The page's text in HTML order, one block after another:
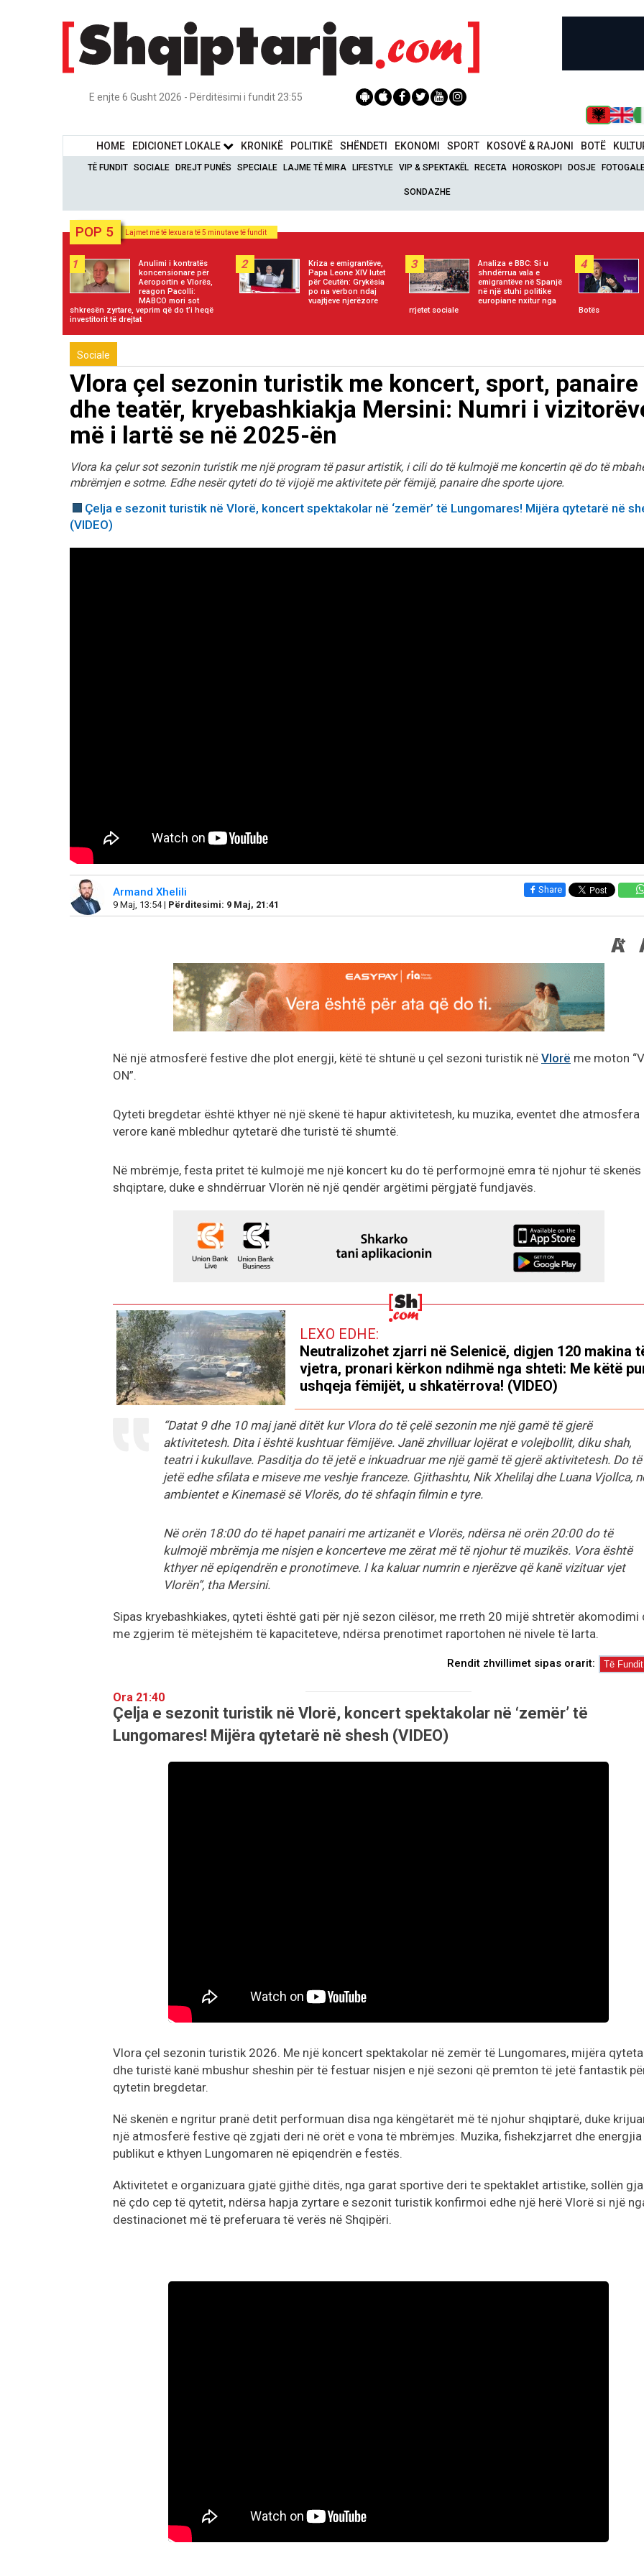
E enjte 6 Gusht 2026 - Përditësimi i fundit 23:55
HOME EDICIONET LOKALE KRONIKË POLITIKË SHËNDETI EKONOMI SPORT KOSOVË & RAJONI BOTË
TË FUNDIT SOCIALE DREJT PUNËS SPECIALE LAJME TË MIRA LIFESTYLE VIP & SPEKTAKËL RECETA HOROSKOPI DOSJE
SONDAZHE
POP 5 Lajmet më të lexuara të 5 minutave të fundit
1
Anulimi i kontratës
koncensionare për
Aeroportin e Vlorës,
reagon Pacolli:
MABCO mori sot
shkresën zyrtare, veprim që do t’i heqë
investitorit të drejtat
2
Kriza e emigrantëve,
Papa Leone XIV lutet
për Ceutën: Grykësia
po na verbon ndaj
vuajtjeve njerëzore
3
Analiza e BBC: Si u
shndërrua vala e
emigrantëve në Spanjë
në një stuhi politike
europiane nxitur nga
rrjetet sociale
4
Botës
Sociale
Vlora çel sezonin turistik me koncert, sport, panaire
dhe teatër, kryebashkiakja Mersini: Numri i
më i lartë se në 2025-ën
Vlora ka çelur sot sezonin turistik me një program të pasur artistik, i cili do të kulmojë me koncertin që do të
mbrëmjen e sotme. Edhe nesër qyteti do të vijojë me aktivitete për fëmijë, panaire dhe sporte ujore.
Çelja e sezonit turistik në Vlorë, koncert spektakolar në ‘zemër’ të Lungomares! Mijëra qytetarë në
(VIDEO)
Armand Xhelili
9 Maj, 13:54 | Përditesimi: 9 Maj, 21:41
Share
Në një atmosferë festive dhe plot energji, këtë të shtunë u çel sezoni turistik në Vlorë me moton
ON”.
Qyteti bregdetar është kthyer në një skenë të hapur aktivitetesh, ku muzika, eventet dhe atmosfera
verore kanë mbledhur qytetarë dhe turistë të shumtë.
Në mbrëmje, festa pritet të kulmojë me një koncert ku do të performojnë emra të njohur të skenës
shqiptare, duke e shndërruar Vlorën në një qendër argëtimi përgjatë fundjavës.
LEXO EDHE:
Neutralizohet zjarri në Selenicë, digjen 120 makina
vjetra, pronari kërkon ndihmë nga shteti: Me këtë
ushqeja fëmijët, u shkatërrova! (VIDEO)
“Datat 9 dhe 10 maj janë ditët kur Vlora do të çelë sezonin me një gamë të gjerë
aktivitetesh. Dita i është kushtuar fëmijëve. Janë zhvilluar lojërat e volejbollit, diku shah,
teatri i kukullave. Pasditja do të jetë e inkuadruar me një gamë të gjerë aktivitetesh. Do të
jetë edhe sfilata e miseve me veshje franceze. Gjithashtu, Nik Xhelilaj dhe Luana Vjollca,
ambientet e Kinemasë së Vlorës, do të shfaqin filmin e tyre.
Në orën 18:00 do të hapet panairi me artizanët e Vlorës, ndërsa në orën 20:00 do të
kulmojë mbrëmja me nisjen e koncerteve me zërat më të njohur të muzikës. Vora është
kthyer në epiqendrën e pronotimeve. I ka kaluar numrin e njerëzve që kanë vizituar vjet
Vlorën”, tha Mersini.
Sipas kryebashkiakes, qyteti është gati për një sezon cilësor, me rreth 20 mijë shtretër akomodimi
me zgjerim të mëtejshëm të kapaciteteve, ndërsa prenotimet raportohen në nivele të larta.
Rendit zhvillimet sipas orarit:
Ora 21:40
Çelja e sezonit turistik në Vlorë, koncert spektakolar në ‘zemër’ të
Lungomares! Mijëra qytetarë në shesh (VIDEO)
Vlora çel sezonin turistik 2026. Me një koncert spektakolar në zemër të Lungomares, mijëra
dhe turistë kanë mbushur sheshin për të festuar nisjen e një sezoni që premton të jetë fantastik
qytetin bregdetar.
Në skenën e ngritur pranë detit performuan disa nga këngëtarët më të njohur shqiptarë, duke
një atmosferë festive që zgjati deri në orët e vona të mbrëmjes. Muzika, fishekzjarret dhe energjia
publikut e kthyen Lungomaren në epiqendrën e festës.
Aktivitetet e organizuara gjatë gjithë ditës, nga garat sportive deri te spektaklet artistike, sollën
në çdo cep të qytetit, ndërsa hapja zyrtare e sezonit turistik konfirmoi edhe një herë Vlorë si një
destinacionet më të preferuara të verës në Shqipëri.